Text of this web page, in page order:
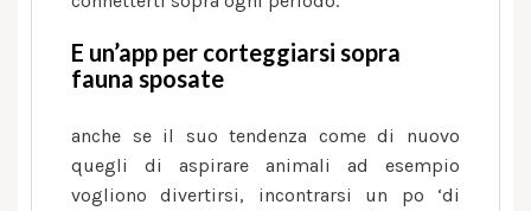
E un’app per corteggiarsi sopra
fauna sposate
anche se il suo tendenza come di nuovo
quegli di aspirare animali ad esempio
vogliono divertirsi, incontrarsi un po ‘di